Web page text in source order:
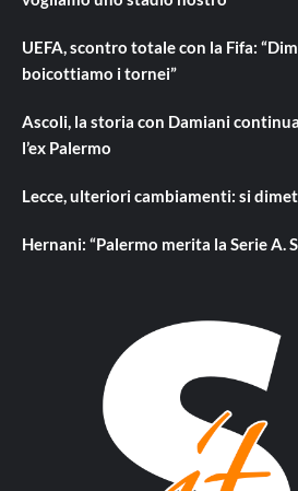
UEFA, scontro totale con la Fifa:
boicottiamo i tornei”
Ascoli, la storia con Damiani
l’ex Palermo
Lecce, ulteriori cambiamenti: si
Hernani: “Palermo merita la Serie A.